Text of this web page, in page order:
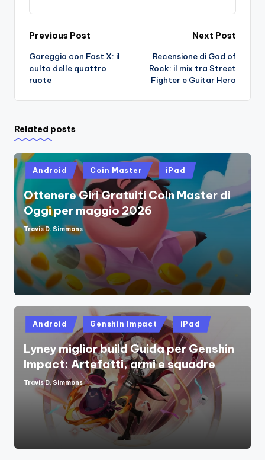
Post
navigation
Previous Post
Gareggia con Fast X: il
culto delle quattro
ruote
Next Post
Recensione di God of
Rock: il mix tra Street
Fighter e Guitar Hero
Related posts
Posted
in
Android Coin Master iPad
Ottenere Giri Gratuiti Coin Master di
Oggi per maggio 2026
Posted
by
Travis D. Simmons
Posted
in
Android Genshin Impact iPad
Lyney miglior build Guida per Genshin
Impact: Artefatti, armi e squadre
Posted
Travis D. Simmons